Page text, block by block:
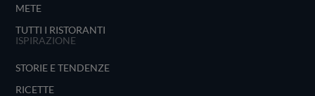
METE
TUTTI I RISTORANTI
ISPIRAZIONE
STORIE E TENDENZE
RICETTE